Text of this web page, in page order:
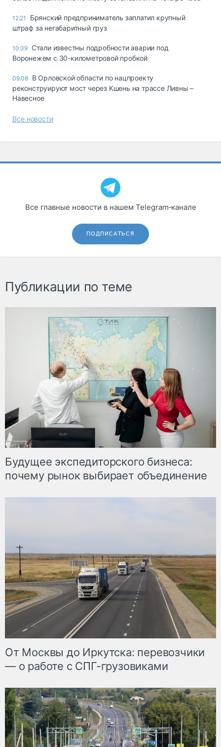
12:21
Брянский предприниматель заплатил крупный
штраф за негабаритный груз
10:39 Стали известны подробности аварии под
Воронежем с 30-километровой пробкой
09.08 В Орловской области по нацпроекту
реконструируют мост через Кшень на трассе Ливны –
Навесное
Все новости
Все главные новости в нашем Telegram‑канале
ПОДПИСАТЬСЯ
Публикации по теме
Будущее экспедиторского бизнеса:
почему рынок выбирает объединение
От Москвы до Иркутска: перевозчики
— о работе с СПГ-грузовиками